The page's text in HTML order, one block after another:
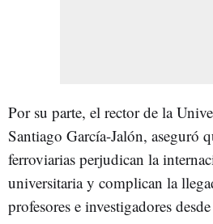
Por su parte, el rector de la
Santiago García-Jalón, aseguró
ferroviarias perjudican la
universitaria y complican la
profesores e investigadores